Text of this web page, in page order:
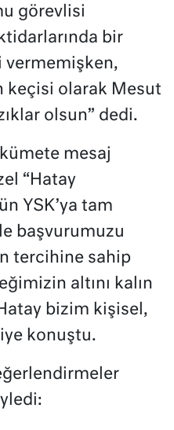
görevlisi
bir
vermemişken,
keçisi olarak Mesut
olsun” dedi.
mesaj
“Hatay
YSK’ya tam
başvurumuzu
tercihine sahip
altını kalın
bizim kişisel,
konuştu.